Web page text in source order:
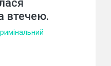
втечею.